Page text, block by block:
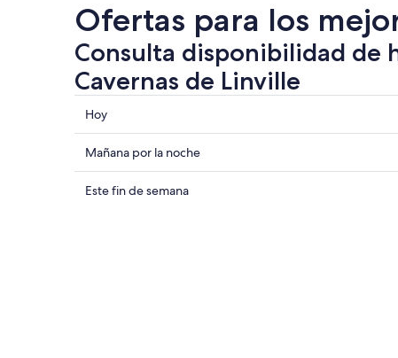
Ofertas para los
Consulta disponibilidad de
Cavernas de Linville
Consultar
los
precios
cerca
de
Hoy
Consultar
precios
cerca
Mañana por la noche
Consultar
Este fin de semana